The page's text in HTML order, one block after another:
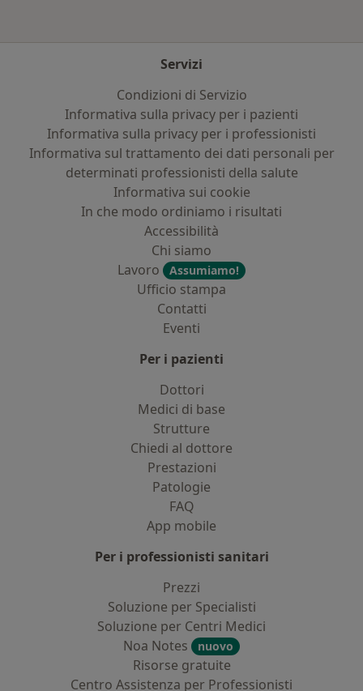
Servizi
Condizioni di Servizio
Informativa sulla privacy per i pazienti
Informativa sulla privacy per i professionisti
Informativa sul trattamento dei dati personali per
determinati professionisti della salute
Informativa sui cookie
In che modo ordiniamo i risultati
Accessibilità
Chi siamo
Lavoro
Assumiamo!
Ufficio stampa
Contatti
Eventi
Per i pazienti
Dottori
Medici di base
Strutture
Chiedi al dottore
Prestazioni
Patologie
FAQ
App mobile
Per i professionisti sanitari
Prezzi
Soluzione per Specialisti
Soluzione per Centri Medici
Noa Notes
nuovo
Risorse gratuite
Centro Assistenza per Professionisti